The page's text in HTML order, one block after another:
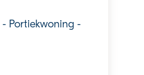
- Portiekwoning -